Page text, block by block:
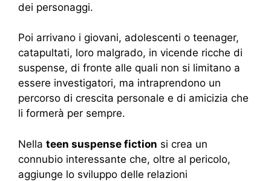
dei personaggi.
Poi arrivano i giovani, adolescenti o teenager,
catapultati, loro malgrado, in vicende ricche di
suspense, di fronte alle quali non si limitano a
essere investigatori, ma intraprendono un
percorso di crescita personale e di amicizia che
li formerà per sempre.
Nella teen suspense fiction si crea un
connubio interessante che, oltre al pericolo,
aggiunge lo sviluppo delle relazioni